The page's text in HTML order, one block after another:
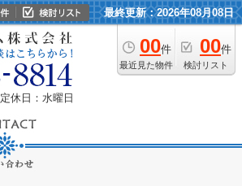
最終更新：2026年08月08日
00件
最近見た物件
00件
検討リスト
定休日：水曜日